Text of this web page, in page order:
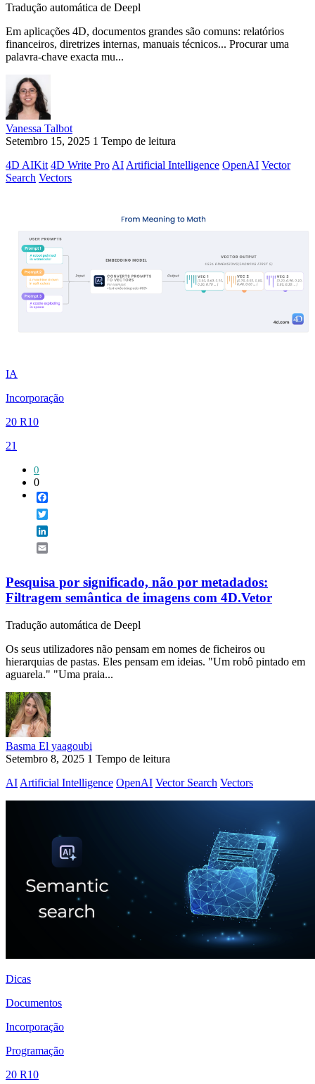
Tradução automática de Deepl
Em aplicações 4D, documentos grandes são comuns: relatórios
financeiros, diretrizes internas, manuais técnicos... Procurar uma
palavra-chave exacta mu...
Vanessa Talbot
Setembro 15, 2025 1 Tempo de leitura
4D AIKit 4D Write Pro AI Artificial Intelligence OpenAI Vector
Search Vectors
IA
Incorporação
20 R10
21
0
0
Pesquisa por significado, não por metadados:
Filtragem semântica de imagens com 4D.Vetor
Tradução automática de Deepl
Os seus utilizadores não pensam em nomes de ficheiros ou
hierarquias de pastas. Eles pensam em ideias. "Um robô pintado em
aguarela." "Uma praia...
Basma El yaagoubi
Setembro 8, 2025 1 Tempo de leitura
AI Artificial Intelligence OpenAI Vector Search Vectors
Dicas
Documentos
Incorporação
Programação
20 R10